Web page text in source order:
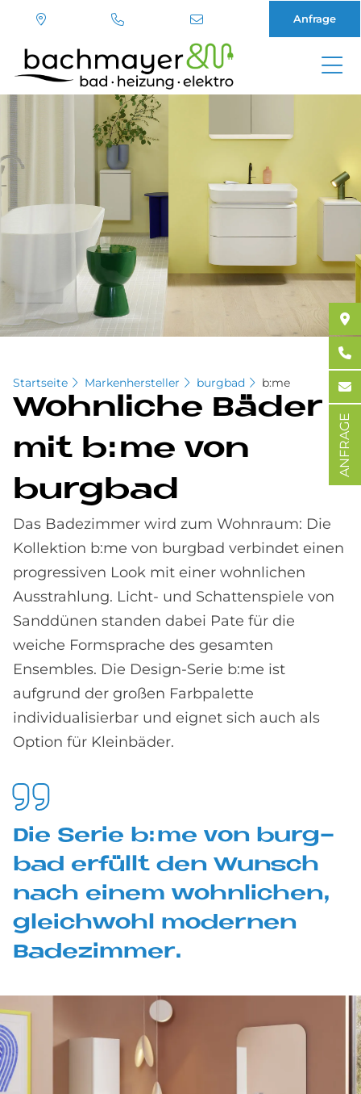
Direkt
zum
Inhalt
Anfrage
Startseite Markenhersteller burgbad b:me
Wohn­li­che Bä­der
mit b:me von
burg­bad
Das Badezimmer wird zum Wohnraum: Die
Kollektion b:me von burgbad verbindet einen
progressiven Look mit einer wohnlichen
Ausstrahlung. Licht- und Schattenspiele von
Sanddünen standen dabei Pate für die
weiche Formsprache des gesamten
Ensembles. Die Design-Serie b:me ist
aufgrund der großen Farbpalette
individualisierbar und eignet sich auch als
Option für Kleinbäder.
Die Se­rie b:me von burg­
bad er­fül­lt den Wunsch
nach ei­nem wohn­li­chen,
gleich­wohl mo­der­nen
Ba­de­zim­mer.
ANFRAGE